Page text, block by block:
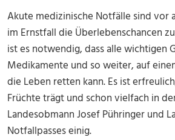
Akute medizinische Notfälle sind vor
im Ernstfall die Überlebenschancen
ist es notwendig, dass alle wichtigen
Medikamente und so weiter, auf
die Leben retten kann. Es ist
Früchte trägt und schon vielfach in
Landesobmann Josef Pühringer und
Notfallpasses einig.